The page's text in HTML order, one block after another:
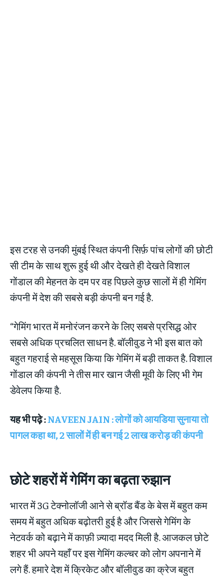
इस टरह से उनकी मुंबई स्थित कंपनी सिर्फ़ पांच लोगों की छोटी
सी टीम के साथ शुरू हुई थी और देखते ही देखते विशाल
गोंडाल की मेहनत के दम पर वह पिछले कुछ सालों में ही गेमिंग
कंपनी में देश की सबसे बड़ी कंपनी बन गई है.
“गेमिंग भारत में मनोरंजन करने के लिए सबसे प्रसिद्ध ओर
सबसे अधिक प्रचलित साधन है. बॉलीवुड ने भी इस बात को
बहुत गहराई से महसूस किया कि गेमिंग में बड़ी ताकत है. विशाल
गोंडाल की कंपनी ने तीस मार खान जैसी मूवी के लिए भी गेम
डेवेलप किया है.
यह भी पढ़े :NAVEEN JAIN : लोगों को आयडिया सुनाया तो
पागल कहा था, 2 सालों में ही बन गई 2 लाख करोड़ की कंपनी
छोटे शहरों में गेमिंग का बढ़ता रुझान
भारत में 3G टेक्नोलॉजी आने से ब्रॉड बैंड के बेस में बहुत कम
समय में बहुत अधिक बढ़ोतरी हुई है और जिससे गेमिंग के
नेटवर्क को बढ़ाने में काफ़ी ज़्यादा मदद मिली है. आजकल छोटे
शहर भी अपने यहाँ पर इस गेमिंग कल्चर को लोग अपनाने में
लगे हैं. हमारे देश में क्रिकेट और बॉलीवुड का क्रेज बहुत